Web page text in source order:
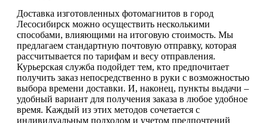
Доставка изготовленных фотомагнитов в город
Лесосибирск можно осуществить несколькими
способами, влияющими на итоговую стоимость. Мы
предлагаем стандартную почтовую отправку, которая
рассчитывается по тарифам и весу отправления.
Курьерская служба подойдет тем, кто предпочитает
получить заказ непосредственно в руки с возможностью
выбора времени доставки. И, наконец, пункты выдачи –
удобный вариант для получения заказа в любое удобное
время. Каждый из этих методов сочетается с
индивидуальным подходом и учетом предпочтений